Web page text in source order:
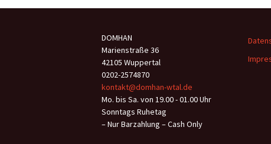
DOMHAN
Marienstraße 36
42105 Wuppertal
0202-2574870
kontakt@domhan-wtal.de
Mo. bis Sa. von 19.00 - 01.00 Uhr
Sonntags Ruhetag
– Nur Barzahlung – Cash Only